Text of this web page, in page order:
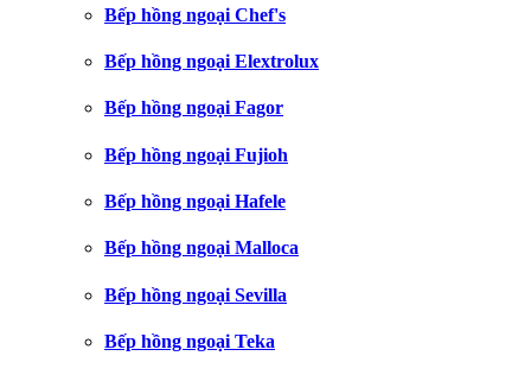
Bếp hồng ngoại Chef's
Bếp hồng ngoại Elextrolux
Bếp hồng ngoại Fagor
Bếp hồng ngoại Fujioh
Bếp hồng ngoại Hafele
Bếp hồng ngoại Malloca
Bếp hồng ngoại Sevilla
Bếp hồng ngoại Teka